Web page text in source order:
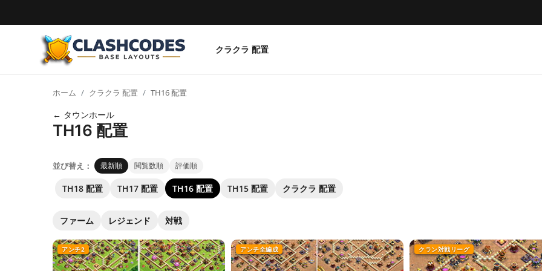
クラクラ 配置
日本語
ホーム クラクラ 配置 TH16 配置
← タウンホール
TH16 配置
並び替え： 最新順 閲覧数順 評価順
TH18 配置 TH17 配置 TH16 配置 TH15 配置 クラクラ 配置
ファーム レジェンド 対戦
アンチ2 アンチ全編成 クラン対戦リーグ